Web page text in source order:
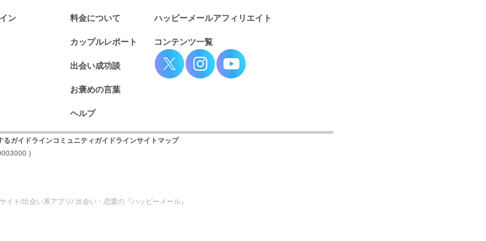
ン 料金について
カップルレポート
出会い成功談
お褒めの言葉
ヘルプ
ハッピーメールアフィリエイト
コンテンツ一覧
るガイドラインコミュニティガイドラインサイトマップ
)
イト/出会い系アプリ/ 出会い・恋愛の『ハッピーメール』